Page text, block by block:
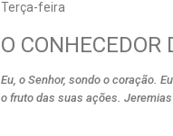
Terça-feira
O CONHECEDOR
Eu, o Senhor, sondo o coração.
o fruto das suas ações.